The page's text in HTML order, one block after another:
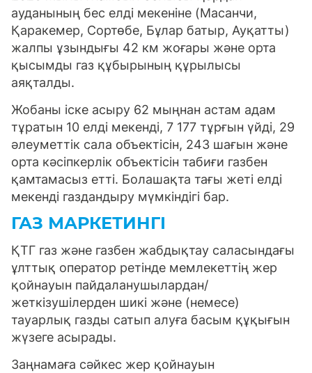
ауданының бес елді мекеніне (Масанчи,
Қаракемер, Сортөбе, Бұлар батыр, Ауқатты)
жалпы ұзындығы 42 км жоғары және орта
қысымды газ құбырының құрылысы
аяқталды.
Жобаны іске асыру 62 мыңнан астам адам
тұратын 10 елді мекенді, 7 177 тұрғын үйді, 29
әлеуметтік сала объектісін, 243 шағын және
орта кәсіпкерлік объектісін табиғи газбен
қамтамасыз етті. Болашақта тағы жеті елді
мекенді газдандыру мүмкіндігі бар.
ГАЗ МАРКЕТИНГІ
ҚТГ газ және газбен жабдықтау саласындағы
ұлттық оператор ретінде мемлекеттің жер
қойнауын пайдаланушылардан/
жеткізушілерден шикі және (немесе)
тауарлық газды сатып алуға басым құқығын
жүзеге асырады.
Заңнамаға сәйкес жер қойнауын